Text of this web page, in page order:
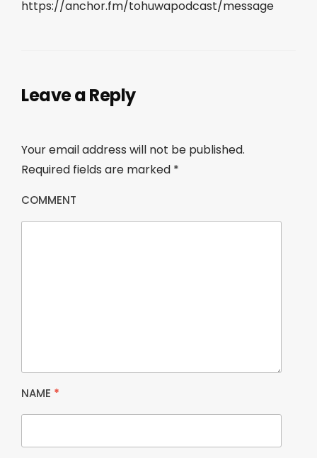
https://anchor.fm/tohuwapodcast/message
Leave a Reply
Your email address will not be published.
Required fields are marked *
COMMENT
NAME *